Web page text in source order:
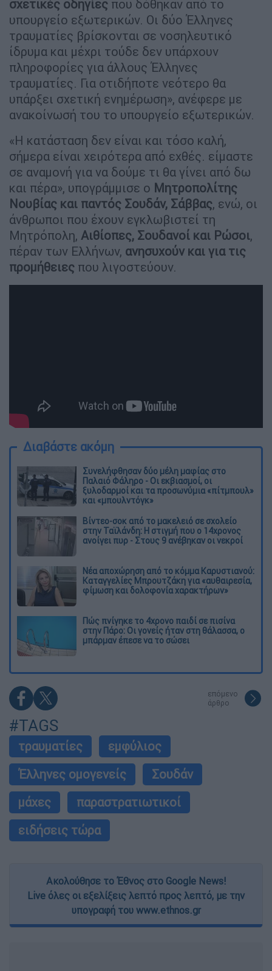
σχετικές οδηγίες που δόθηκαν από το
υπουργείο εξωτερικών. Οι δύο Έλληνες
τραυματίες βρίσκονται σε νοσηλευτικό
ίδρυμα και μέχρι τούδε δεν υπάρχουν
πληροφορίες για άλλους Έλληνες
τραυματίες. Για οτιδήποτε νεότερο θα
υπάρξει σχετική ενημέρωση», ανέφερε με
ανακοίνωσή του το υπουργείο εξωτερικών.
«Η κατάσταση δεν είναι και τόσο καλή,
σήμερα είναι χειρότερα από εχθές. είμαστε
σε αναμονή για να δούμε τι θα γίνει από δω
και πέρα», υπογράμμισε ο Μητροπολίτης
Νουβίας και παντός Σουδάν, Σάββας, ενώ, οι
άνθρωποι που έχουν εγκλωβιστεί τη
Μητρόπολη, Αιθίοπες, Σουδανοί και Ρώσοι,
πέραν των Ελλήνων, ανησυχούν και για τις
προμήθειες που λιγοστεύουν.
Διαβάστε ακόμη
Συνελήφθησαν δύο μέλη μαφίας στο
Παλαιό Φάληρο - Οι εκβιασμοί, οι
ξυλοδαρμοί και τα προσωνύμια «πίτμπουλ»
και «μπουλντόγκ»
Βίντεο-σοκ από το μακελειό σε σχολείο
στην Ταϊλάνδη: Η στιγμή που ο 14χρονος
ανοίγει πυρ - Στους 9 ανέβηκαν οι νεκροί
Νέα αποχώρηση από το κόμμα Καρυστιανού:
Καταγγελίες Μπρουτζάκη για «αυθαιρεσία,
φίμωση και δολοφονία χαρακτήρων»
Πώς πνίγηκε το 4χρονο παιδί σε πισίνα
στην Πάρο: Οι γονείς ήταν στη θάλασσα, ο
μπάρμαν έπεσε να το σώσει
επόμενο
άρθρο
#TAGS
τραυματίες
εμφύλιος
Έλληνες ομογενείς
Σουδάν
μάχες
παραστρατιωτικοί
ειδήσεις τώρα
Ακολούθησε το Έθνος στο Google News!
Live όλες οι εξελίξεις λεπτό προς λεπτό, με την
υπογραφή του www.ethnos.gr